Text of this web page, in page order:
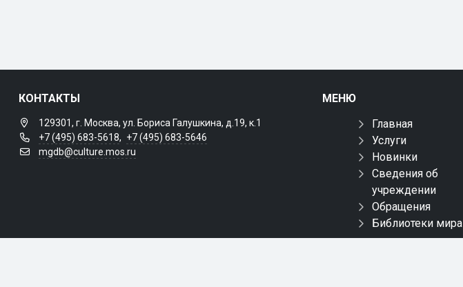
КОНТАКТЫ
129301, г. Москва, ул. Бориса Галушкина, д.19, к.1
+7 (495) 683-5618, +7 (495) 683-5646
mgdb@culture.mos.ru
МЕНЮ
Главная
Услуги
Новинки
Сведения об
учреждении
Обращения
Библиотеки мира